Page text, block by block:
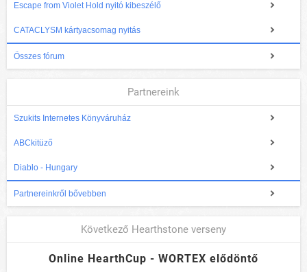
Escape from Violet Hold nyitó kibeszélő
CATACLYSM kártyacsomag nyitás
Összes fórum
Partnereink
Szukits Internetes Könyváruház
ABCkitüző
Diablo - Hungary
Partnereinkről bővebben
Következő Hearthstone verseny
Online HearthCup - WORTEX elődöntő